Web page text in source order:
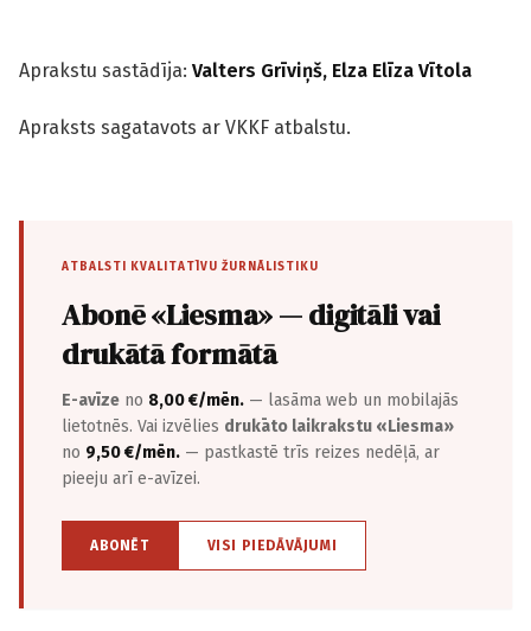
Aprakstu sastādīja: Valters Grīviņš, Elza Elīza Vītola
Apraksts sagatavots ar VKKF atbalstu.
ATBALSTI KVALITATĪVU ŽURNĀLISTIKU
Abonē «Liesma» — digitāli vai
drukātā formātā
E-avīze no 8,00 €/mēn. — lasāma web un mobilajās
lietotnēs. Vai izvēlies drukāto laikrakstu «Liesma»
no 9,50 €/mēn. — pastkastē trīs reizes nedēļā, ar
pieeju arī e-avīzei.
ABONĒT VISI PIEDĀVĀJUMI